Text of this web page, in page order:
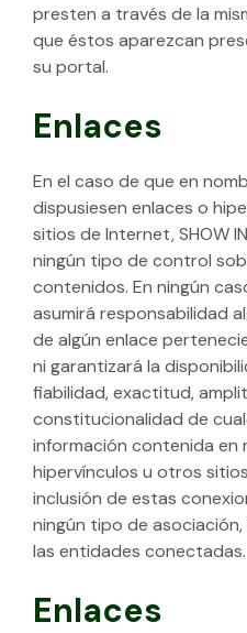
presten a través de la
que éstos aparezcan
su portal.
Enlaces
En el caso de que en
dispusiesen enlaces o
sitios de Internet, SHOW
ningún tipo de control
contenidos. En ningún
asumirá responsabilidad
de algún enlace
ni garantizará la
fiabilidad, exactitud,
constitucionalidad de
información contenida en
hipervínculos u otros
inclusión de estas
ningún tipo de
las entidades conectadas.
Enlaces